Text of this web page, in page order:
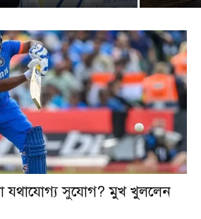
যথাযোগ্য সুযোগ? মুখ খুললেন